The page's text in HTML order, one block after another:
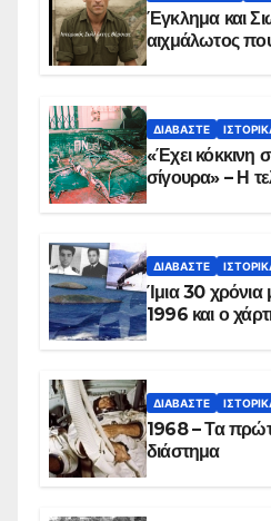
Έγκλημα και
αιχμάλωτος
ΔΙΑΒΆΣΤΕ
«Έχει κόκκινη
σίγουρα» – Η
ΔΙΑΒΆΣΤΕ
Ίμια 30 χρόνια
ΔΙΑΒΆΣΤΕ
1968 – Τα
διάστημα